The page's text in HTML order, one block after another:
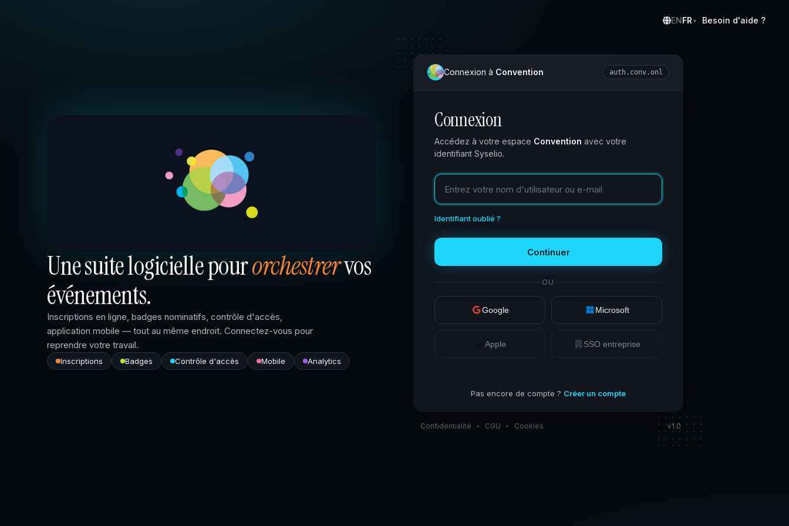
ENFR ▾ Besoin d'aide ?
Une suite logicielle pourorchestrervos
événements.
Inscriptions en ligne, badges nominatifs, contrôle d'accès,
application mobile — tout au même endroit. Connectez-vous pour
reprendre votre travail.
Inscriptions Badges Contrôle d'accès Mobile Analytics
Connexion à Convention auth.conv.onl
Connexion
Accédez à votre espace Convention avec votre
identifiant Syselio.
Identifiant oublié ?
Continuer
OU
Google Microsoft
Apple SSO entreprise
Pas encore de compte ? Créer un compte
Confidentialité • CGU • Cookies v1.0